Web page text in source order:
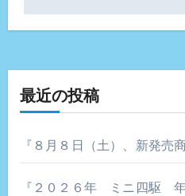
ビ
シ
ョ
ン
最近の投稿
『８月８日（土）、新発売
『２０２６年 ミニ四駆